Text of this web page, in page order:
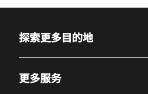
探索更多目的地
更多服务